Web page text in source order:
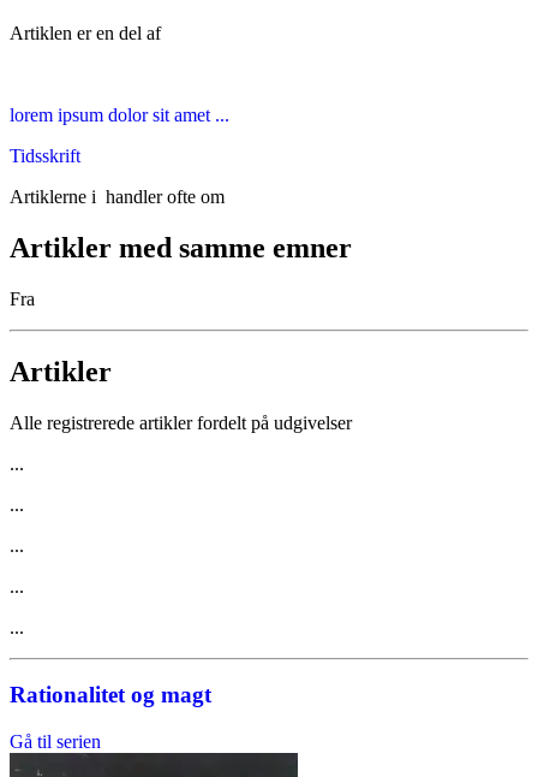
Artiklen er en del af
lorem ipsum dolor sit amet ...
Tidsskrift
Artiklerne i handler ofte om
Artikler med samme emner
Fra
Artikler
Alle registrerede artikler fordelt på udgivelser
...
...
...
...
...
Rationalitet og magt
Gå til serien